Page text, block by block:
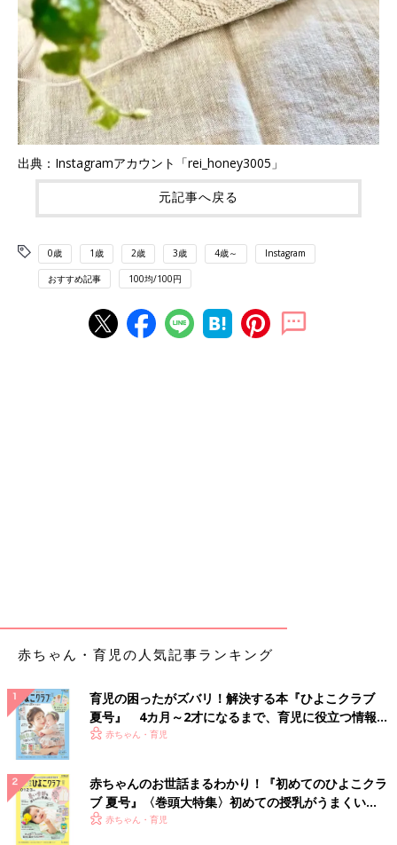
出典：Instagramアカウント「rei_honey3005」
元記事へ戻る
0歳 1歳 2歳 3歳 4歳～ Instagram
おすすめ記事 100均/100円
赤ちゃん・育児の人気記事ランキング
育児の困ったがズバリ！解決する本『ひよこクラブ
夏号』 4カ月～2才になるまで、育児に役立つ情報が
いっぱい！
赤ちゃん・育児
赤ちゃんのお世話まるわかり！『初めてのひよこクラ
ブ 夏号』〈巻頭大特集〉初めての授乳がうまくい
く！ おっぱい・ミルクの基本と夏のトラブル 解決テ
赤ちゃん・育児